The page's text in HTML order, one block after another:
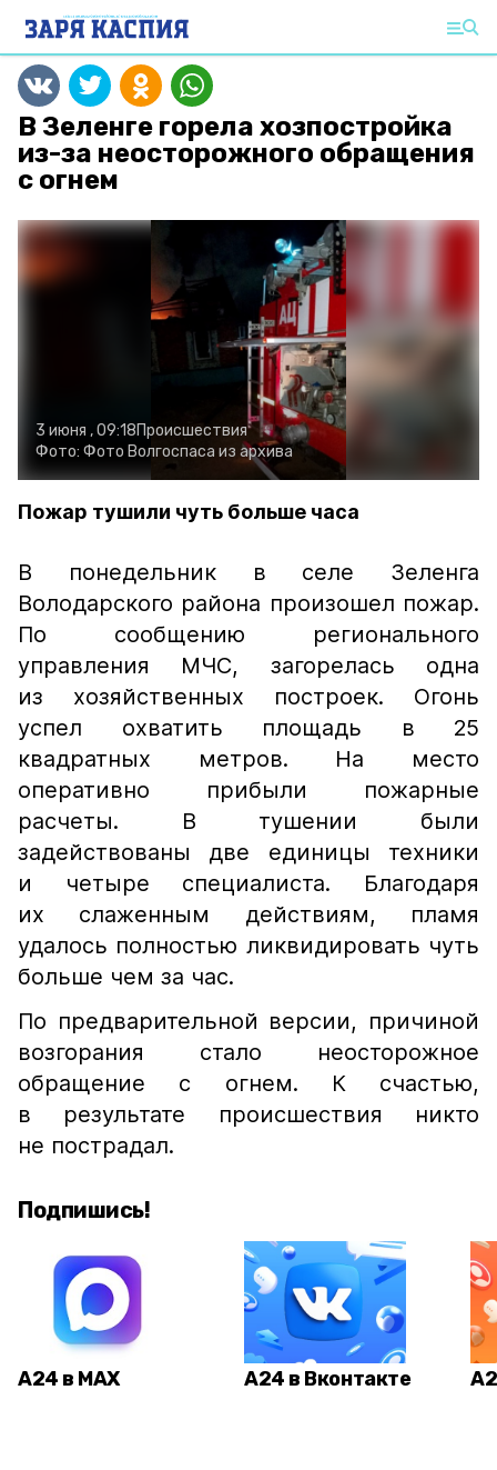
В Зеленге горела хозпостройка
из-за неосторожного обращения
с огнем
3 июня , 09:18Происшествия
Фото: Фото Волгоспаса из архива
Пожар тушили чуть больше часа
В понедельник в селе Зеленга
Володарского района произошел пожар.
По сообщению регионального
управления МЧС, загорелась одна
из хозяйственных построек. Огонь
успел охватить площадь в 25
квадратных метров. На место
оперативно прибыли пожарные
расчеты. В тушении были
задействованы две единицы техники
и четыре специалиста. Благодаря
их слаженным действиям, пламя
удалось полностью ликвидировать чуть
больше чем за час.
По предварительной версии, причиной
возгорания стало неосторожное
обращение с огнем. К счастью,
в результате происшествия никто
не пострадал.
Подпишись!
А24 в MAX А24 в Вконтакте